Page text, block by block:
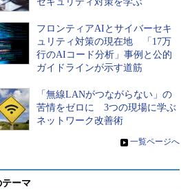
フロンティアAIとサイバーセキ
ュリティ対策の現在地 「17万
行のAIコード分析」事例と公的
ガイドラインが示す道筋
「無線LANがつながらない」の
苦情をゼロに 3つの現場に学ぶ
ネットワーク改善術
» 一覧ページへ
ーマ